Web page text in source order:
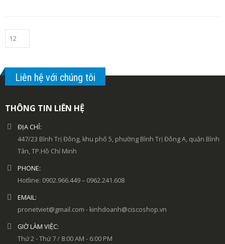
Liên hệ với chúng tôi
THÔNG TIN LIÊN HỆ
ĐỊA CHỈ:
447/23 Bình Trị Đông, khu phố 5, phường Bình Trị Đông A, quận Bình
Tân, TP.Hồ Chí Minh
PHONE:
Hotline: 0902.966.449 – 0962.241.608
EMAIL:
pronetviet@gmail.com - kinhdoanh@ciscoshop.vn
GIỜ LÀM VIỆC:
Thứ 2 - Thứ 7 / 8:00 AM - 6:00 PM